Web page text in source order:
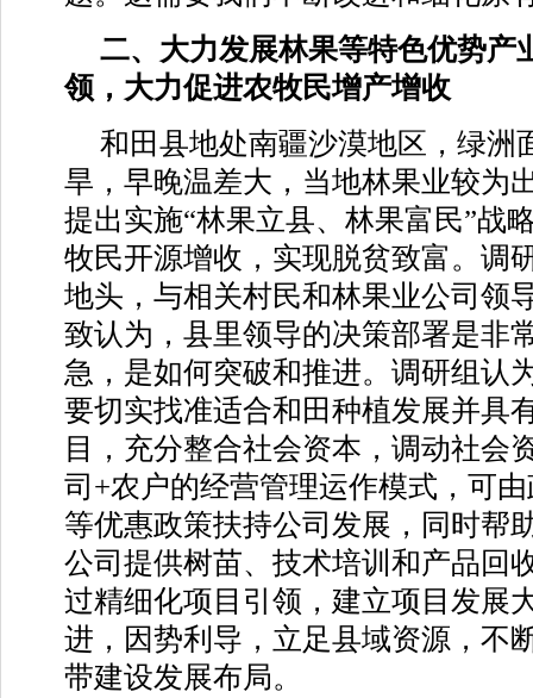
二、大力发展林果等特色优势产
领，大力促进农牧民增产增收
和田县地处南疆沙漠地区，绿洲
旱，早晚温差大，当地林果业较为
提出实施“林果立县、林果富民”战
牧民开源增收，实现脱贫致富。调
地头，与相关村民和林果业公司领
致认为，县里领导的决策部署是非
急，是如何突破和推进。调研组认
要切实找准适合和田种植发展并具
目，充分整合社会资本，调动社会
司+农户的经营管理运作模式，可
等优惠政策扶持公司发展，同时帮
公司提供树苗、技术培训和产品回
过精细化项目引领，建立项目发展
进，因势利导，立足县域资源，不
带建设发展布局。